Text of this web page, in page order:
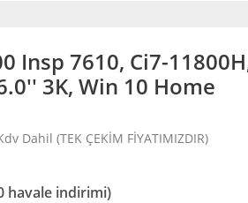
Insp 7610, Ci7-
3K, Win 10 Home
Dahil (TEK ÇEKİM FİYATIMIZDIR)
havale indirimi)